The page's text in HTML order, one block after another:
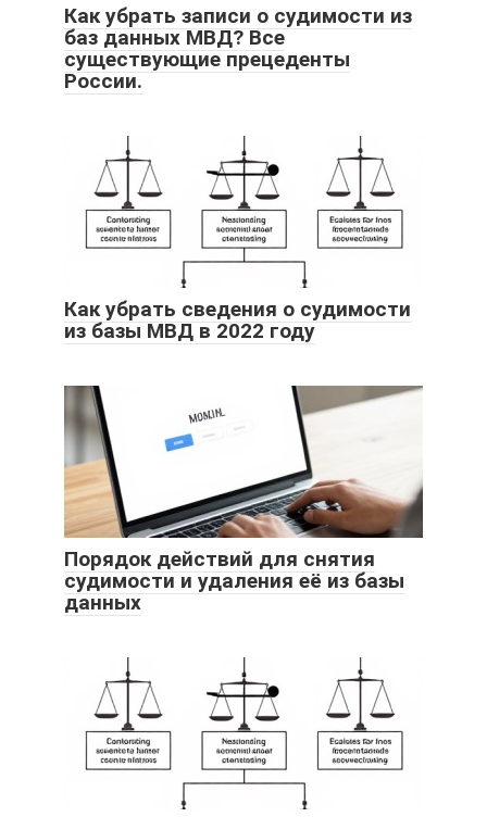
Как убрать записи о судимости из
баз данных МВД? Все
существующие прецеденты
России.
Как убрать сведения о судимости
из базы МВД в 2022 году
Порядок действий для снятия
судимости и удаления её из базы
данных